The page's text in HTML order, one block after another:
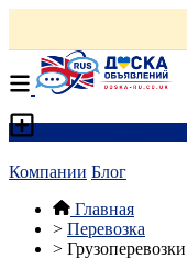
Компании Блог
Главная
> Перевозка
>